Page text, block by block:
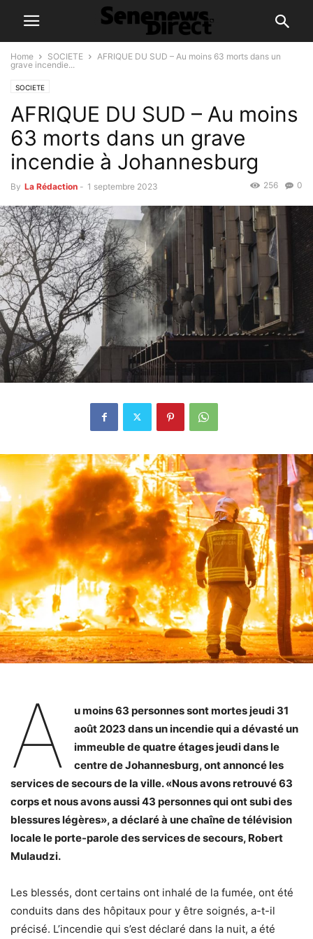
Home SOCIETE
AFRIQUE DU SUD – Au moins 63 morts dans un
grave incendie...
SOCIETE
AFRIQUE DU SUD – Au moins
63 morts dans un grave
incendie à Johannesburg
By La Rédaction - 1 septembre 2023 0
256
A
u moins 63 personnes sont mortes jeudi 31
août 2023 dans un incendie qui a dévasté un
immeuble de quatre étages jeudi dans le
centre de Johannesburg, ont annoncé les
services de secours de la ville. «Nous avons retrouvé 63
corps et nous avons aussi 43 personnes qui ont subi des
blessures légères», a déclaré à une chaîne de télévision
locale le porte-parole des services de secours, Robert
Mulaudzi.
Les blessés, dont certains ont inhalé de la fumée, ont été
conduits dans des hôpitaux pour y être soignés, a-t-il
précisé. L’incendie qui s’est déclaré dans la nuit, a été